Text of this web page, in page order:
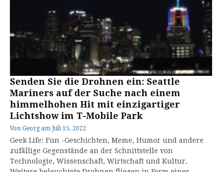
Senden Sie die Drohnen ein: Seattle
Mariners auf der Suche nach einem
himmelhohen Hit mit einzigartiger
Lichtshow im T-Mobile Park
Von Georg am Juli 15, 2022
Geek Life: Fun -Geschichten, Meme, Humor und andere
zufällige Gegenstände an der Schnittstelle von
Technologie, Wissenschaft, Wirtschaft und Kultur.